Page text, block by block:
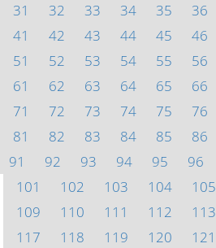
31
32 33 34 35 36
41
42 43 44 45 46
51
52 53 54 55 56
61
62 63 64 65 66
71
72 73 74 75 76
81
82 83 84 85 86
91
92 93 94 95 96
101
102 103 104 105
109
110 111 112 113
117
118 119 120 121